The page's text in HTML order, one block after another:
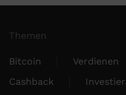
Themen
Bitcoin Verdienen
Cashback